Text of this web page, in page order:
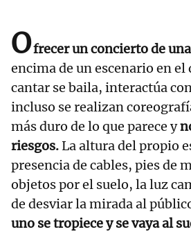
Ofrecer un concierto de
encima de un escenario en el
cantar se baila, interactúa
incluso se realizan
más duro de lo que parece y
riesgos.La altura del propio
presencia de cables, pies de
objetos por el suelo, la luz
de desviar la mirada al
uno se tropiece y se vaya al